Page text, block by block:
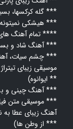
گله کرکسها، بسیار زیبا از محسن یگانه ***
هیشکی نمیتونه بفهمه ، محسن یگانه بسیار زیبا ***
تمام آهنگ های فیلم مجنون لیلی ، بسیار زیبا ****
آهنگ شاد و بسیار زیبای احتمالا دارم عاشقت میشم ***
چشم سیات، آهنگی زیبا و خاطره انگیز از منصور ***
موسیقی زیبای
ایوانوه) **
آهنگ چینی و بسیار زیبا (انحصاری سایت) ***
موسیقی متن فیلم مادر بسیار زیبا (4 قطعه) ***
آهنگ زیبای عطا
از وطن ها) ***